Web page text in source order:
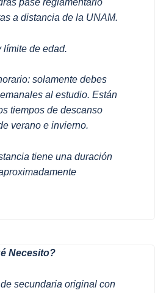
pase reglamentario
a distancia de la UNAM.
límite de edad.
solamente debes
al estudio. Están
tiempos de descanso
verano e invierno.
tiene una duración
Necesito?
secundaria original con